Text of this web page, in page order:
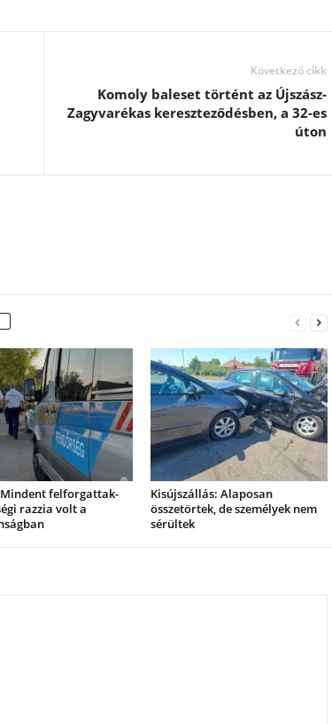
Következő cikk
Komoly baleset történt az Újszász-
Zagyvarékas kereszteződésben, a 32-es
úton
Mindent felforgattak-
razzia volt a
Kisújszállás: Alaposan
összetörtek, de személyek nem
sérültek